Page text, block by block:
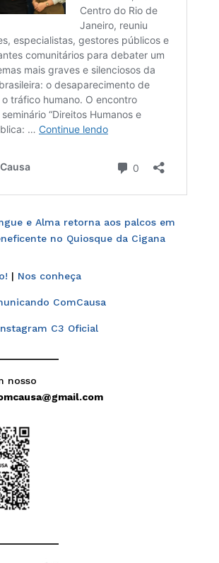
e Alma retorna aos palcos em
no Quiosque da Cigana
| Nos conheça
ComCausa
C3 Oficial
nosso